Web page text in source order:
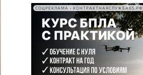
СОЦРЕКЛАМА • КОНТРАКТНАЯСЛУЖБА65.РФ